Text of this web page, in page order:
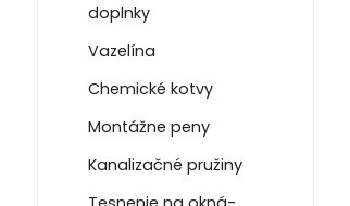
doplnky
Vazelína
Chemické kotvy
Montážne peny
Kanalizačné pružiny